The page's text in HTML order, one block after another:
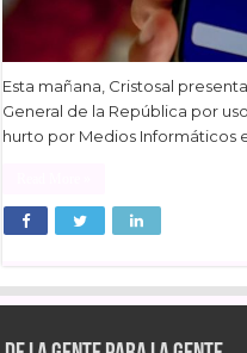
Esta mañana, Cristosal
General de la República por
hurto por Medios Informáticos